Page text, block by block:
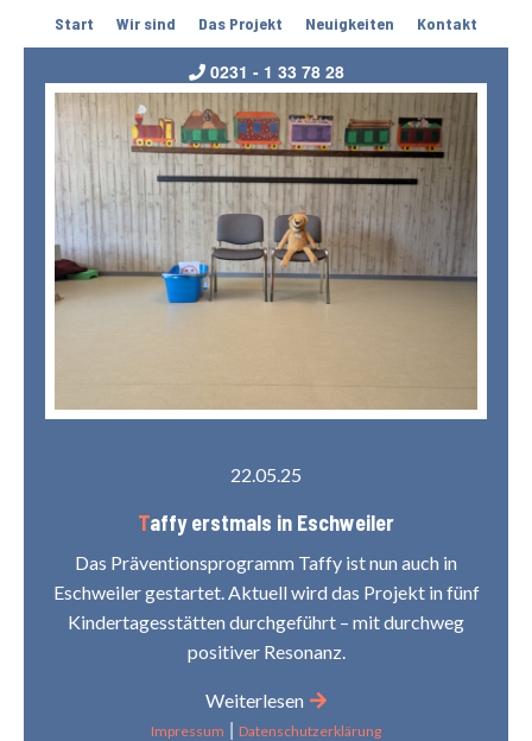
0231 - 1 33 78 28
Start Wir sind Das Projekt Neuigkeiten Kontakt
22.05.25
Taffy erstmals in Eschweiler
Das Präventionsprogramm Taffy ist nun auch in
Eschweiler gestartet. Aktuell wird das Projekt in fünf
Kindertagesstätten durchgeführt – mit durchweg
positiver Resonanz.
Weiterlesen
Impressum | Datenschutzerklärung